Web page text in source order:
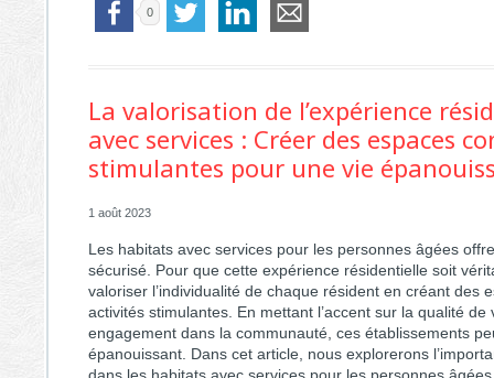
0
La valorisation de l’expérience
avec services : Créer des espaces
stimulantes pour une vie
1 août 2023
Les habitats avec services pour les personnes âgées
sécurisé. Pour que cette expérience résidentielle soit
valoriser l’individualité de chaque résident en créant des
activités stimulantes. En mettant l’accent sur la qualité
engagement dans la communauté, ces établissements
épanouissant. Dans cet article, nous explorerons